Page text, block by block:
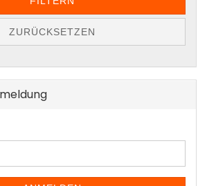
ZURÜCKSETZEN